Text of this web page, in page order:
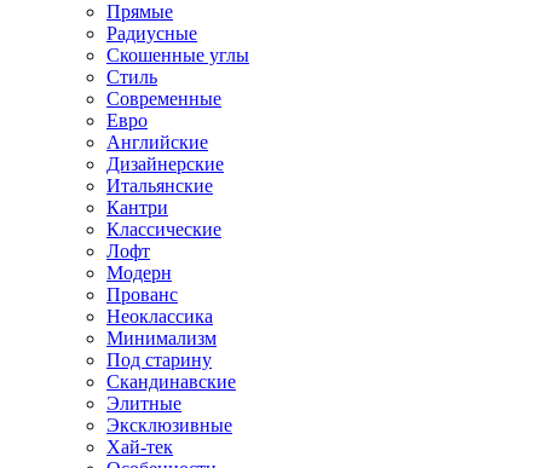
Прямые
Радиусные
Скошенные углы
Стиль
Современные
Евро
Английские
Дизайнерские
Итальянские
Кантри
Классические
Лофт
Модерн
Прованс
Неоклассика
Минимализм
Под старину
Скандинавские
Элитные
Эксклюзивные
Хай-тек